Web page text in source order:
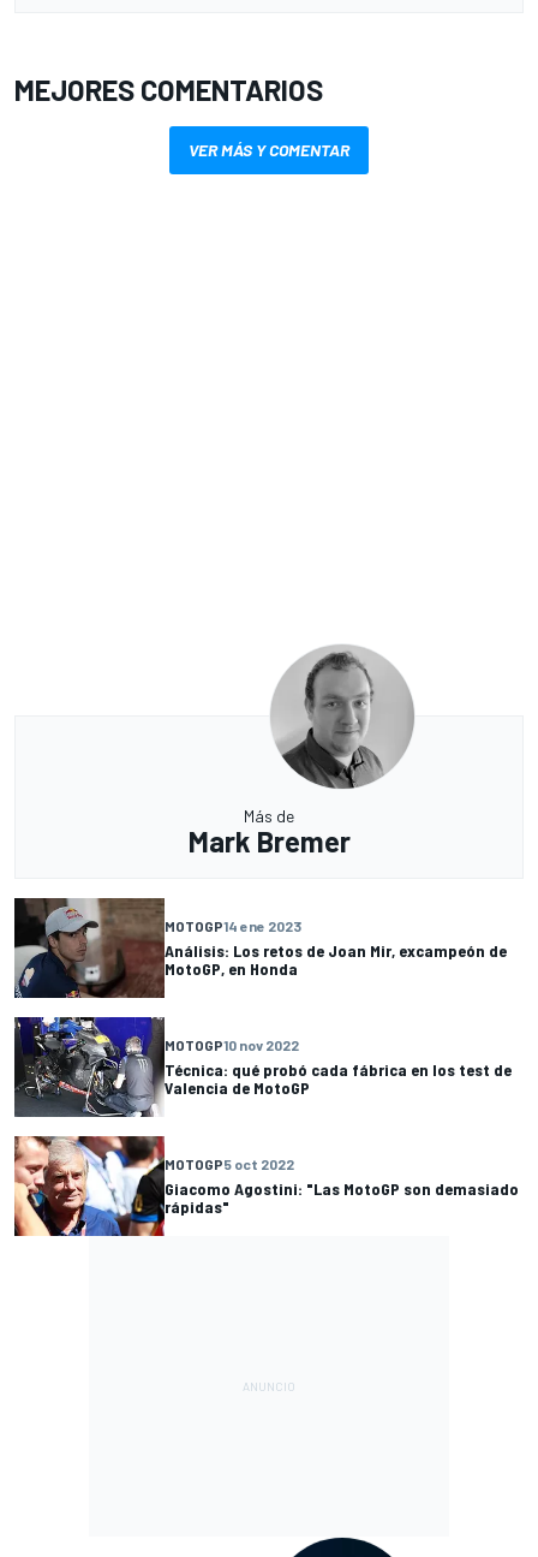
MEJORES COMENTARIOS
VER MÁS Y COMENTAR
Más de
Mark Bremer
MOTOGP14 ene 2023
Análisis: Los retos de Joan Mir, excampeón de
MotoGP, en Honda
MOTOGP10 nov 2022
Técnica: qué probó cada fábrica en los test de
Valencia de MotoGP
MOTOGP5 oct 2022
Giacomo Agostini: "Las MotoGP son demasiado
rápidas"